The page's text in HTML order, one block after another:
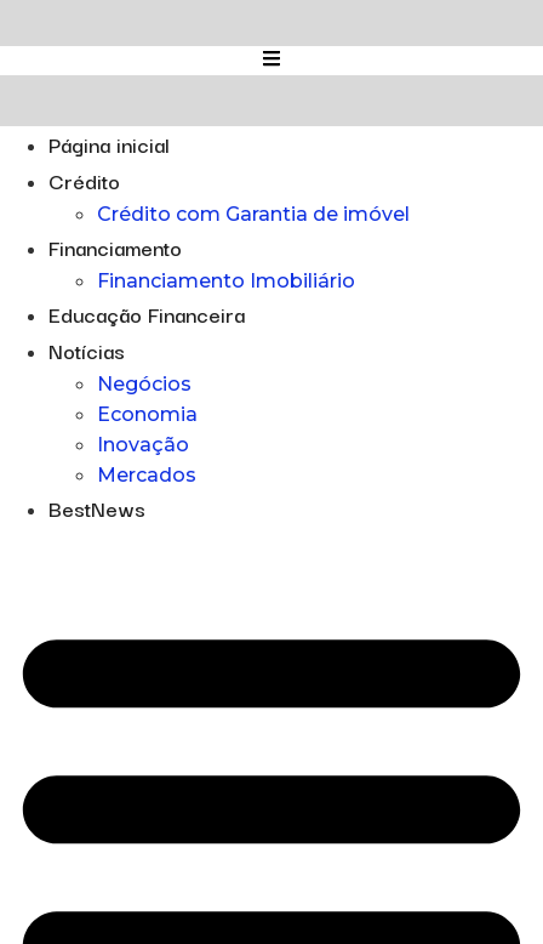
para
o
Página inicial
Crédito
Crédito com Garantia de imóvel
Financiamento
Financiamento Imobiliário
Educação Financeira
Notícias
Negócios
Economia
Inovação
Mercados
BestNews